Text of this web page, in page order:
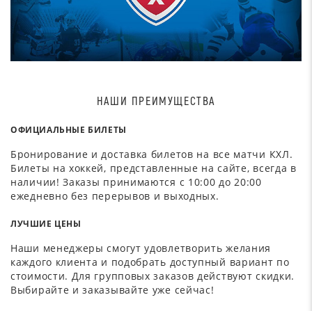
НАШИ ПРЕИМУЩЕСТВА
ОФИЦИАЛЬНЫЕ БИЛЕТЫ
Бронирование и доставка билетов на все матчи КХЛ.
Билеты на хоккей, представленные на сайте, всегда в
наличии! Заказы принимаются с 10:00 до 20:00
ежедневно без перерывов и выходных.
ЛУЧШИЕ ЦЕНЫ
Наши менеджеры смогут удовлетворить желания
каждого клиента и подобрать доступный вариант по
стоимости. Для групповых заказов действуют скидки.
Выбирайте и заказывайте уже сейчас!